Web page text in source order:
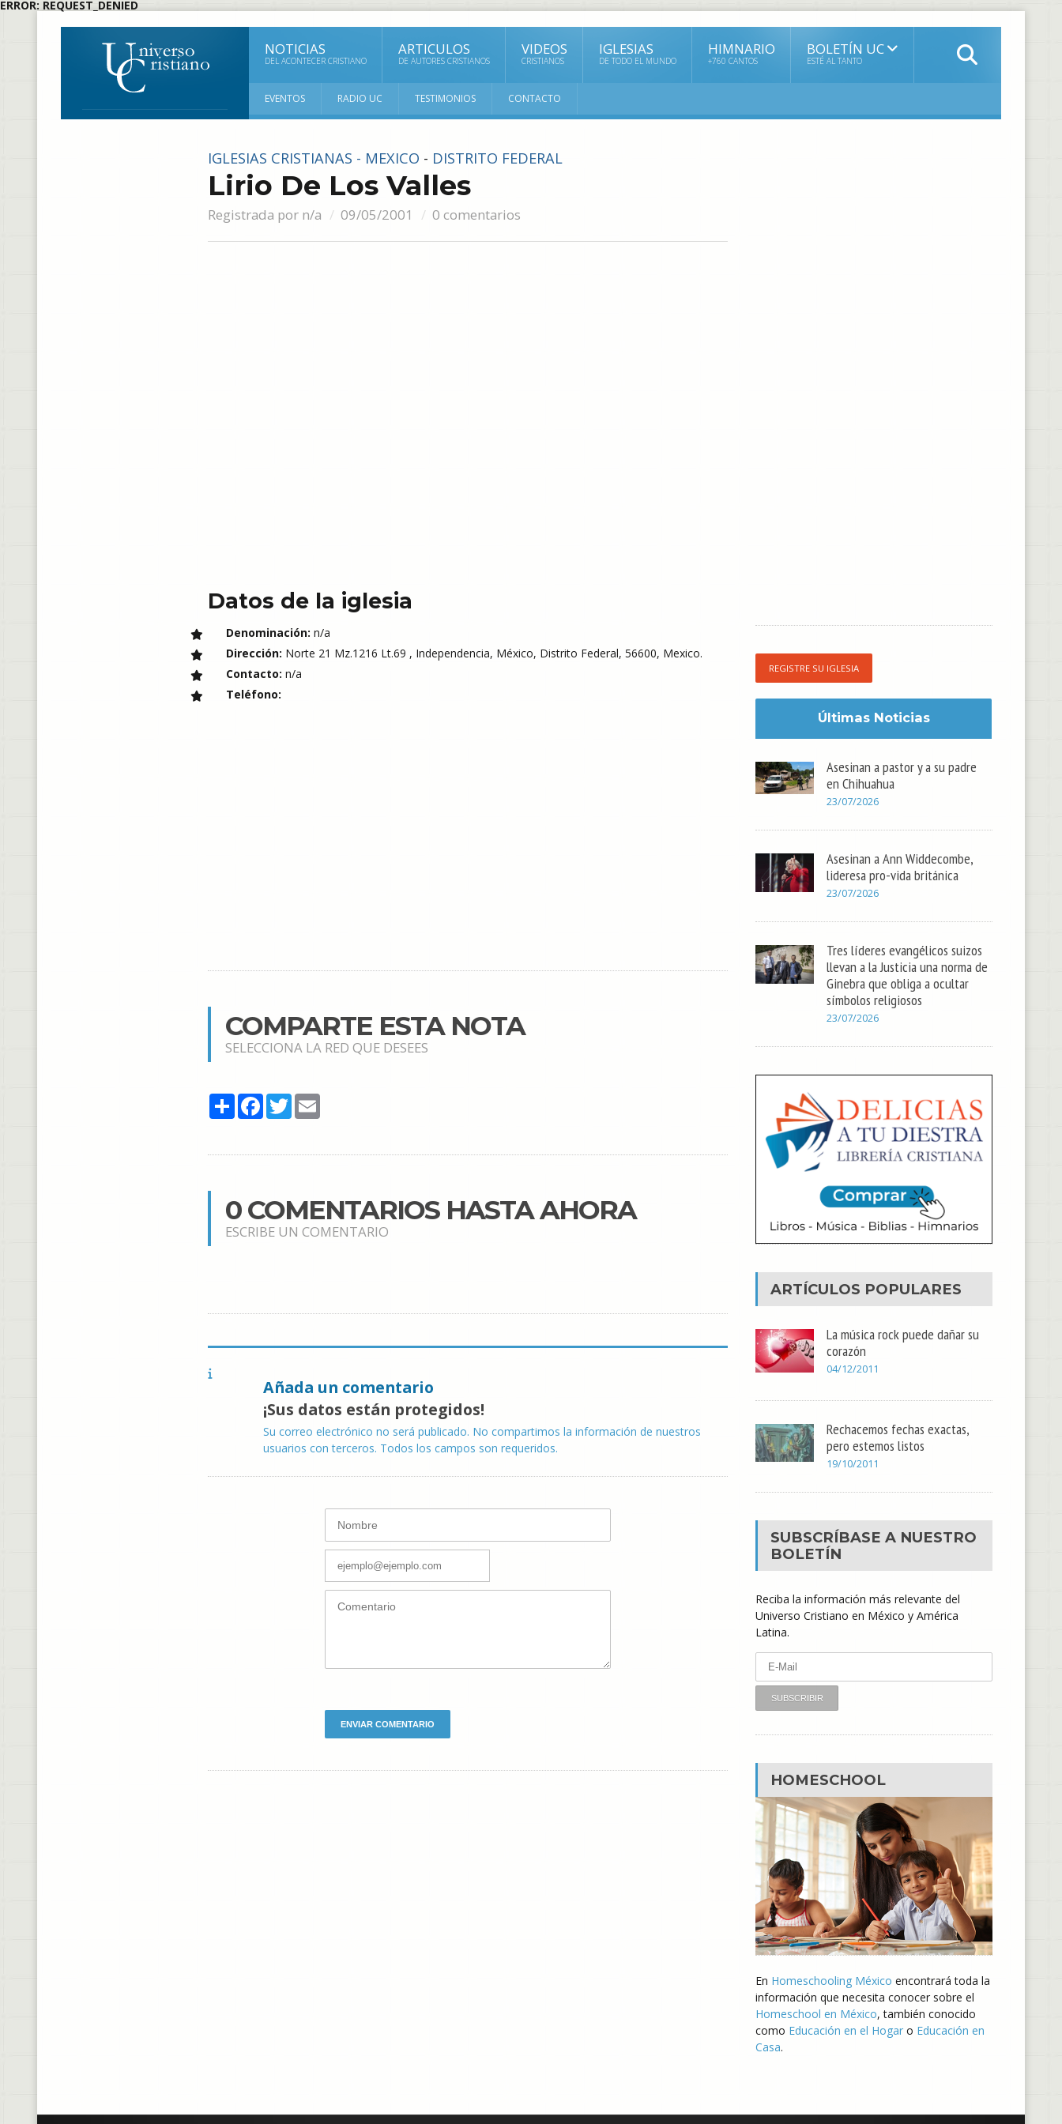
ERROR: REQUEST_DENIED
NOTICIAS
DEL ACONTECER CRISTIANO
ARTICULOS
DE AUTORES CRISTIANOS
VIDEOS
CRISTIANOS
IGLESIAS
DE TODO EL MUNDO
HIMNARIO
+760 CANTOS
BOLETÍN UC
ESTÉ AL TANTO
EVENTOS RADIO UC TESTIMONIOS CONTACTO
IGLESIAS CRISTIANAS - MEXICO - DISTRITO FEDERAL
Lirio De Los Valles
Registrada por n/a 09/05/2001 0 comentarios
Datos de la iglesia
Denominación: n/a
Dirección: Norte 21 Mz.1216 Lt.69 , Independencia, México, Distrito Federal, 56600, Mexico.
Contacto: n/a
Teléfono:
COMPARTE ESTA NOTA
SELECCIONA LA RED QUE DESEES
ShareFacebook
TwitterEmail
0 COMENTARIOS HASTA AHORA
ESCRIBE UN COMENTARIO
Añada un comentario
¡Sus datos están protegidos!
Su correo electrónico no será publicado. No compartimos la información de nuestros
usuarios con terceros. Todos los campos son requeridos.
REGISTRE SU IGLESIA
Últimas Noticias
Asesinan a pastor y a su padre
en Chihuahua
23/07/2026
Asesinan a Ann Widdecombe,
lideresa pro-vida británica
23/07/2026
Tres líderes evangélicos suizos
llevan a la Justicia una norma de
Ginebra que obliga a ocultar
símbolos religiosos
23/07/2026
ARTÍCULOS POPULARES
La música rock puede dañar su
corazón
04/12/2011
Rechacemos fechas exactas,
pero estemos listos
19/10/2011
SUBSCRÍBASE A NUESTRO
BOLETÍN
Reciba la información más relevante del
Universo Cristiano en México y América
Latina.
HOMESCHOOL
En Homeschooling México encontrará toda la
información que necesita conocer sobre el
Homeschool en México, también conocido
como Educación en el Hogar o Educación en
Casa.